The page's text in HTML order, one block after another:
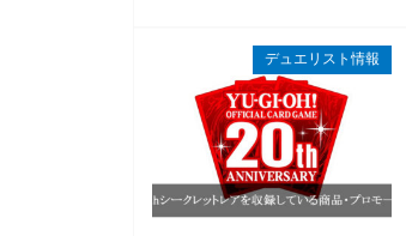
デュエリスト情報